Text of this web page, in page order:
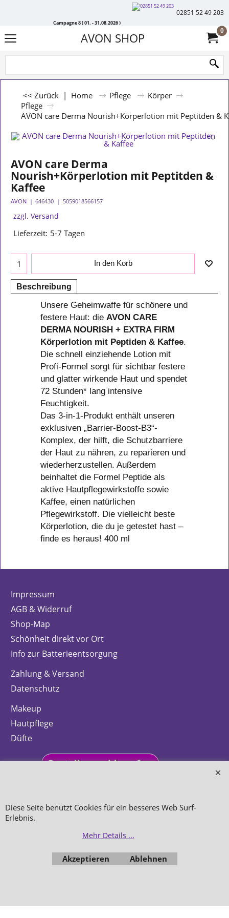
Campagne 8 ( 01. - 31.08.2026 )
02851 52 49 203
AVON SHOP 0
<< Zurück | Home Pflege
Körper
Pflege
AVON care Derma Nourish+Körperlotion mit Peptitden &
AVON care Derma
Nourish+Körperlotion mit Peptitden &
Kaffee
AVON 646430 5059018566157
zzgl. Versand
Lieferzeit: 5-7 Tagen
In den Korb
Beschreibung
Unsere Geheimwaffe für schönere und
festere Haut: die AVON CARE
DERMA NOURISH + EXTRA FIRM
Körperlotion mit Peptiden & Kaffee.
Die schnell einziehende Lotion mit
Profi-Formel sorgt für sichtbar festere
und glatter wirkende Haut und spendet
72 Stunden* lang intensive
Feuchtigkeit.
Das 3-in-1-Produkt enthält unseren
exklusiven „Barrier-Boost-B3“-
Komplex, der hilft, die Schutzbarriere
der Haut zu nähren, zu reparieren und
wiederherzustellen. Außerdem
beinhaltet die Formel Peptide als
aktive Hautpflegewirkstoffe sowie
Kaffee, einen natürlichen
Pflegewirkstoff. Die vielleicht beste
Körperlotion, die du je getestet hast –
finde es heraus! 400 ml
Impressum
AGB & Widerruf
Shop-Map
Schönheit direkt vor Ort
Info zur Batterieentsorgung
Zahlung & Versand
Datenschutz
Makeup
Hautpflege
Düfte
Bestellung widerrufen
Diese Seite benutzt Cookies für ein besseres Web Surf-
Erlebnis.
Mehr Details ...
Akzeptieren Ablehnen